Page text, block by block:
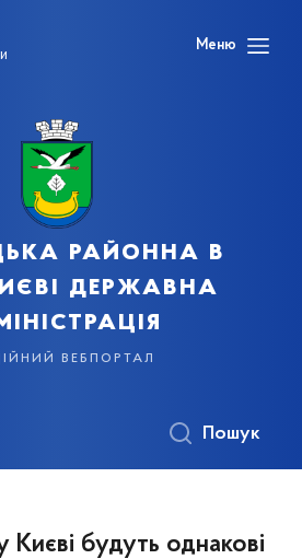
Меню
районна в
державна
вебпортал
Пошук
Києві будуть однакові